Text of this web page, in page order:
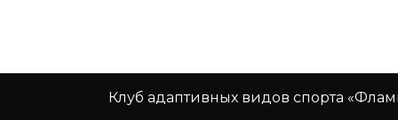
Клуб адаптивных видов спорта